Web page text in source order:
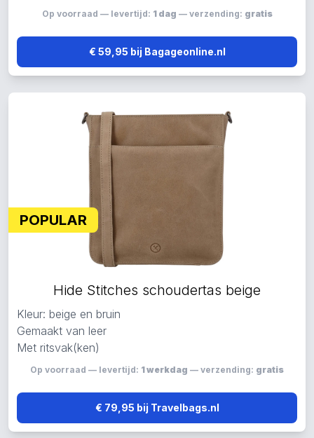
Op voorraad — levertijd: 1 dag — verzending: gratis
€ 59,95 bij Bagageonline.nl
POPULAR
Hide Stitches schoudertas beige
Kleur: beige en bruin
Gemaakt van leer
Met ritsvak(ken)
Op voorraad — levertijd: 1 werkdag — verzending: gratis
€ 79,95 bij Travelbags.nl